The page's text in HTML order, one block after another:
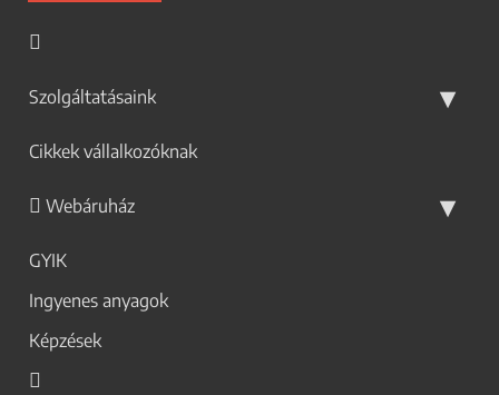
Szolgáltatásaink
Cikkek vállalkozóknak
Webáruház
GYIK
Ingyenes anyagok
Képzések